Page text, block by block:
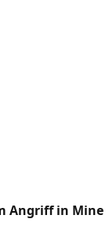
Angriff in Mine